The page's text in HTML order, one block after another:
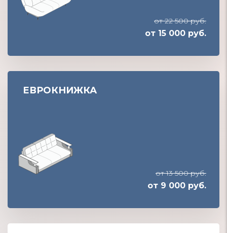
от 22 500 руб.
от 15 000 руб.
ЕВРОКНИЖКА
от 13 500 руб.
от 9 000 руб.